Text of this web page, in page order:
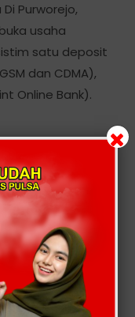
Purworejo,
usaha
satu deposit
dan CDMA),
Online Bank).
Voucher Pulsa
Voucher
satu deposit untuk
jam non stop